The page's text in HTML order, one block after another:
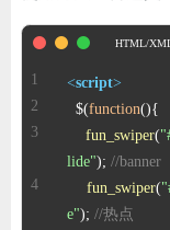
<script>
  $(
function(
fun_swiper(
lide"); //banner
fun_swiper(
e"); //热点